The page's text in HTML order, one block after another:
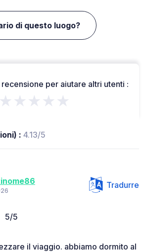
di questo luogo?
per aiutare altri utenti :
★★★★★
: 4.13/5
Tradurre
5/5
il viaggio. abbiamo dormito al